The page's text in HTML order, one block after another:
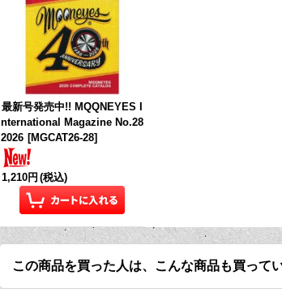
最新号発売中!! MQQNEYES I
nternational Magazine No.28
2026 [MGCAT26-28]
1,210円 (税込)
この商品を買った人は、こんな商品も買って